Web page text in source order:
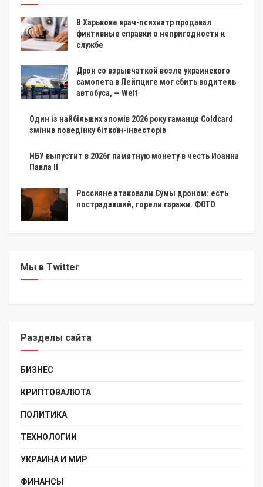
В Харькове врач-психиатр продавал
фиктивные справки о непригодности к
службе
Дрон со взрывчаткой возле украинского
самолета в Лейпциге мог сбить водитель
автобуса, — Welt
Один із найбільших зломів 2026 року гаманця Coldcard
змінив поведінку біткоїн-інвесторів
НБУ выпустит в 2026г памятную монету в честь Иоанна
Павла II
Россияне атаковали Сумы дроном: есть
пострадавший, горели гаражи. ФОТО
Мы в Twitter
Разделы сайта
БИЗНЕС
КРИПТОВАЛЮТА
ПОЛИТИКА
ТЕХНОЛОГИИ
УКРАИНА И МИР
ФИНАНСЫ